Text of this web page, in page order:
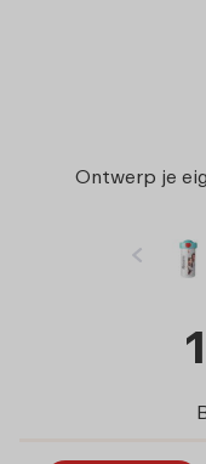
Ontwerp je